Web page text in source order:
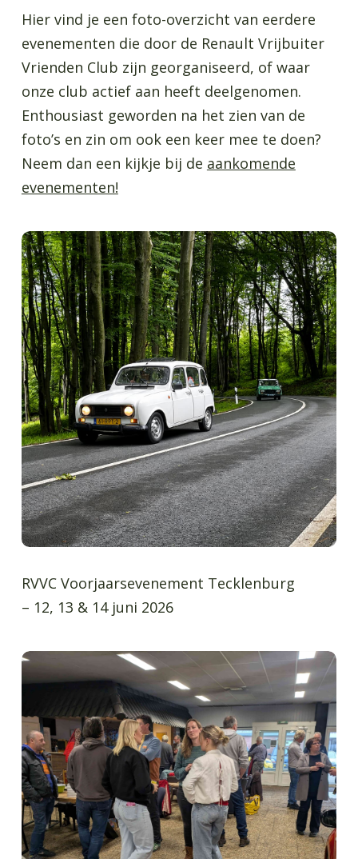
Hier vind je een foto-overzicht van eerdere
evenementen die door de Renault Vrijbuiter
Vrienden Club zijn georganiseerd, of waar
onze club actief aan heeft deelgenomen.
Enthousiast geworden na het zien van de
foto’s en zin om ook een keer mee te doen?
Neem dan een kijkje bij de aankomende
evenementen!
RVVC Voorjaarsevenement Tecklenburg
– 12, 13 & 14 juni 2026